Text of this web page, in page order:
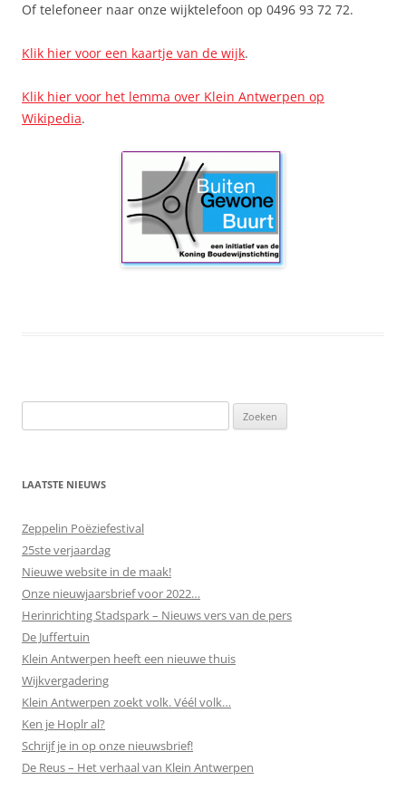
Of telefoneer naar onze wijktelefoon op 0496 93 72 72.
Klik hier voor een kaartje van de wijk.
Klik hier voor het lemma over Klein Antwerpen op
Wikipedia.
LAATSTE NIEUWS
Zeppelin Poëziefestival
25ste verjaardag
Nieuwe website in de maak!
Onze nieuwjaarsbrief voor 2022…
Herinrichting Stadspark – Nieuws vers van de pers
De Juffertuin
Klein Antwerpen heeft een nieuwe thuis
Wijkvergadering
Klein Antwerpen zoekt volk. Véél volk…
Ken je Hoplr al?
Schrijf je in op onze nieuwsbrief!
De Reus – Het verhaal van Klein Antwerpen